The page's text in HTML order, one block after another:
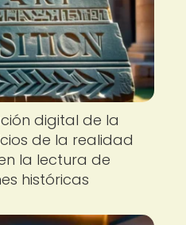
digital de la
de la realidad
la lectura de
históricas